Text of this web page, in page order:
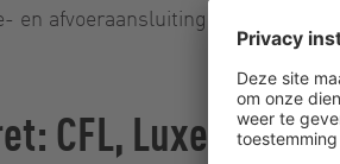
en afvoeraansluitingen worden
CFL, Luxemburg